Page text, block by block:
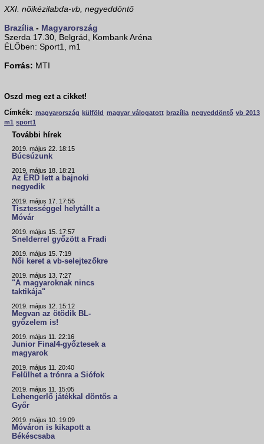
XXI. nőikézilabda-vb, negyeddöntő
Brazília - Magyarország
Szerda 17.30, Belgrád, Kombank Aréna
ÉLŐben: Sport1, m1
Forrás: MTI
Oszd meg ezt a cikket!
Címkék: magyarország külföld magyar válogatott brazília negyeddöntő vb 2013
m1 sport1
További hírek
2019. május 22. 18:15
Búcsúzunk
2019. május 18. 18:21
Az ÉRD lett a bajnoki
negyedik
2019. május 17. 17:55
Tisztességgel helytállt a
Móvár
2019. május 15. 17:57
Snelderrel győzött a Fradi
2019. május 15. 7:19
Női keret a vb-selejtezőkre
2019. május 13. 7:27
"A magyaroknak nincs
taktikája"
2019. május 12. 15:12
Megvan az ötödik BL-
győzelem is!
2019. május 11. 22:16
Junior Final4-győztesek a
magyarok
2019. május 11. 20:40
Felülhet a trónra a Siófok
2019. május 11. 15:05
Lehengerlő játékkal döntős a
Győr
2019. május 10. 19:09
Móváron is kikapott a
Békéscsaba